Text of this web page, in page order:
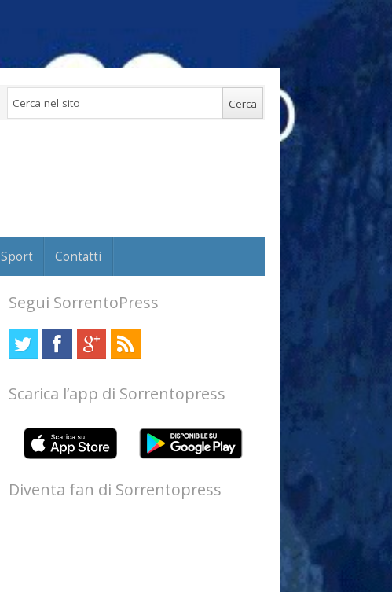
Sport Contatti
Segui SorrentoPress
Scarica l’app di Sorrentopress
Diventa fan di Sorrentopress